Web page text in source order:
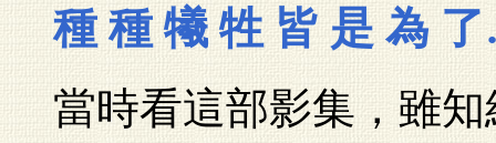
種 種 犧 牲 皆 是 為
當時看這部影集，雖